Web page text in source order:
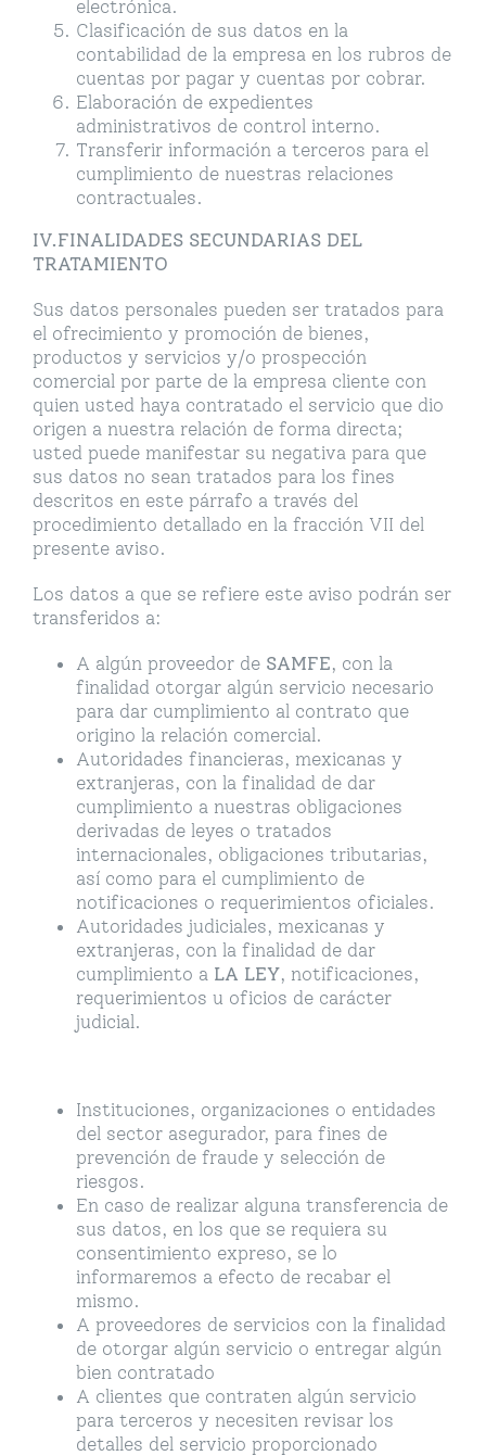
electrónica.
Clasificación de sus datos en la
contabilidad de la empresa en los rubros de
cuentas por pagar y cuentas por cobrar.
Elaboración de expedientes
administrativos de control interno.
Transferir información a terceros para el
cumplimiento de nuestras relaciones
contractuales.
IV.FINALIDADES SECUNDARIAS DEL
TRATAMIENTO
Sus datos personales pueden ser tratados para
el ofrecimiento y promoción de bienes,
productos y servicios y/o prospección
comercial por parte de la empresa cliente con
quien usted haya contratado el servicio que dio
origen a nuestra relación de forma directa;
usted puede manifestar su negativa para que
sus datos no sean tratados para los fines
descritos en este párrafo a través del
procedimiento detallado en la fracción VII del
presente aviso.
Los datos a que se refiere este aviso podrán ser
transferidos a:
A algún proveedor de SAMFE, con la
finalidad otorgar algún servicio necesario
para dar cumplimiento al contrato que
origino la relación comercial.
Autoridades financieras, mexicanas y
extranjeras, con la finalidad de dar
cumplimiento a nuestras obligaciones
derivadas de leyes o tratados
internacionales, obligaciones tributarias,
así como para el cumplimiento de
notificaciones o requerimientos oficiales.
Autoridades judiciales, mexicanas y
extranjeras, con la finalidad de dar
cumplimiento a LA LEY, notificaciones,
requerimientos u oficios de carácter
judicial.
Instituciones, organizaciones o entidades
del sector asegurador, para fines de
prevención de fraude y selección de
riesgos.
En caso de realizar alguna transferencia de
sus datos, en los que se requiera su
consentimiento expreso, se lo
informaremos a efecto de recabar el
mismo.
A proveedores de servicios con la finalidad
de otorgar algún servicio o entregar algún
bien contratado
A clientes que contraten algún servicio
para terceros y necesiten revisar los
detalles del servicio proporcionado